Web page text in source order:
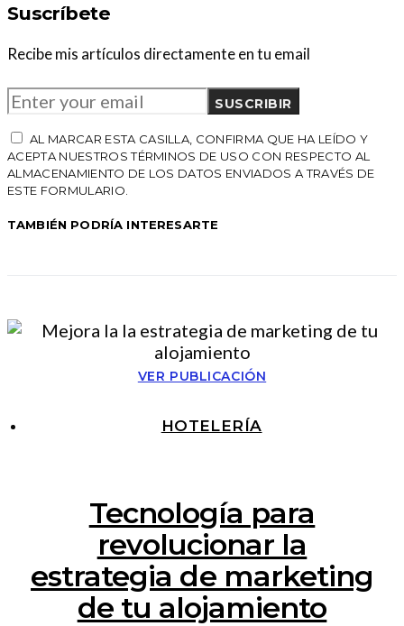
Suscríbete
Recibe mis artículos directamente en tu email
SUSCRIBIR
AL MARCAR ESTA CASILLA, CONFIRMA QUE HA LEÍDO Y
ACEPTA NUESTROS TÉRMINOS DE USO CON RESPECTO AL
ALMACENAMIENTO DE LOS DATOS ENVIADOS A TRAVÉS DE
ESTE FORMULARIO.
TAMBIÉN PODRÍA INTERESARTE
VER PUBLICACIÓN
HOTELERÍA
Tecnología para
revolucionar la
estrategia de marketing
de tu alojamiento